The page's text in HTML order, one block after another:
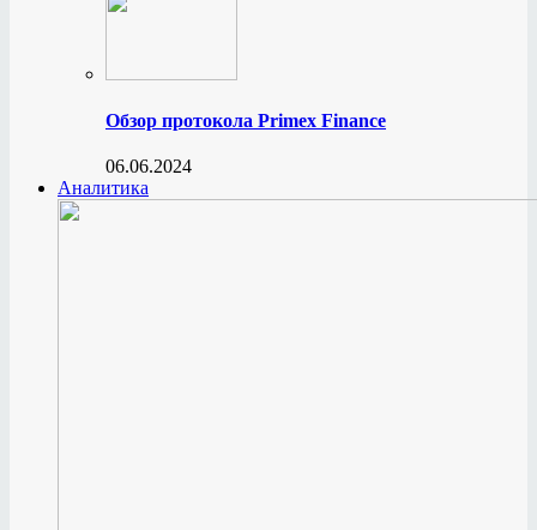
Обзор протокола Primex Finance
06.06.2024
Аналитика